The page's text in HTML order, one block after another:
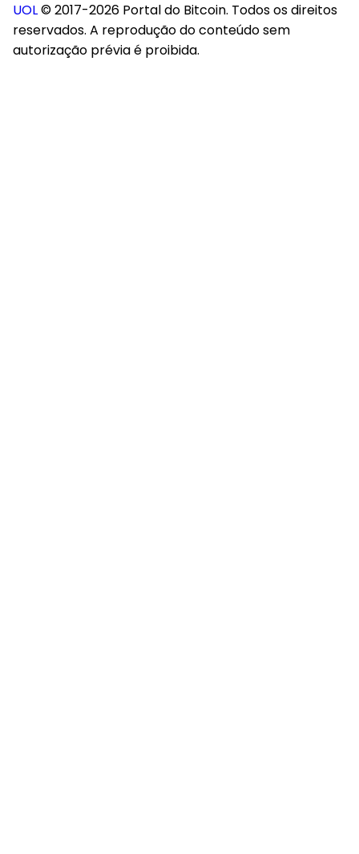
UOL© 2017-2026 Portal do Bitcoin. Todos os direitos
reservados. A reprodução do conteúdo sem
autorização prévia é proibida.